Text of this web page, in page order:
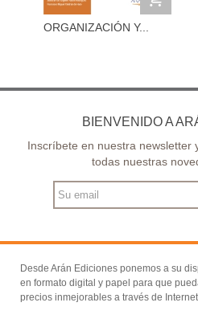
ORGANIZACIÓN Y...
BIENVENIDO A
Inscríbete en nuestra newsletter
todas nuestras
Desde Arán Ediciones ponemos a su
en formato digital y papel para que
precios inmejorables a través de